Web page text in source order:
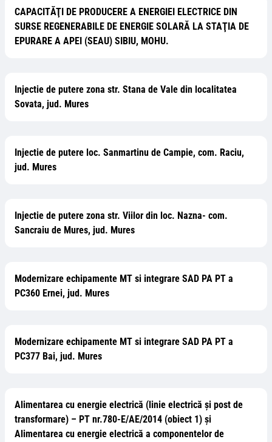
CAPACITĂŢI DE PRODUCERE A ENERGIEI ELECTRICE DIN
SURSE REGENERABILE DE ENERGIE SOLARĂ LA STAŢIA DE
EPURARE A APEI (SEAU) SIBIU, MOHU.
Injectie de putere zona str. Stana de Vale din localitatea
Sovata, jud. Mures
Injectie de putere loc. Sanmartinu de Campie, com. Raciu,
jud. Mures
Injectie de putere zona str. Viilor din loc. Nazna- com.
Sancraiu de Mures, jud. Mures
Modernizare echipamente MT si integrare SAD PA PT a
PC360 Ernei, jud. Mures
Modernizare echipamente MT si integrare SAD PA PT a
PC377 Bai, jud. Mures
Alimentarea cu energie electrică (linie electrică și post de
transformare) – PT nr.780-E/AE/2014 (obiect 1) și
Alimentarea cu energie electrică a componentelor de